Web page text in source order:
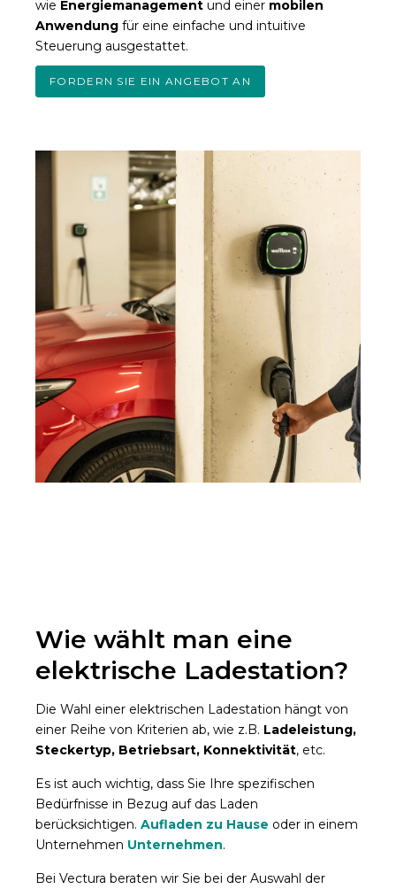
wie Energiemanagement und einer mobilen
Anwendung für eine einfache und intuitive
Steuerung ausgestattet.
FORDERN SIE EIN ANGEBOT AN
Wie wählt man eine
elektrische Ladestation?
Die Wahl einer elektrischen Ladestation hängt von
einer Reihe von Kriterien ab, wie z.B. Ladeleistung,
Steckertyp, Betriebsart, Konnektivität, etc.
Es ist auch wichtig, dass Sie Ihre spezifischen
Bedürfnisse in Bezug auf das Laden
berücksichtigen. Aufladen zu Hause oder in einem
Unternehmen Unternehmen.
Bei Vectura beraten wir Sie bei der Auswahl der